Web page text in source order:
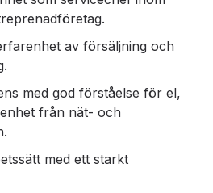
av försäljning och
med god förståelse för el,
från nät- och
med ett starkt